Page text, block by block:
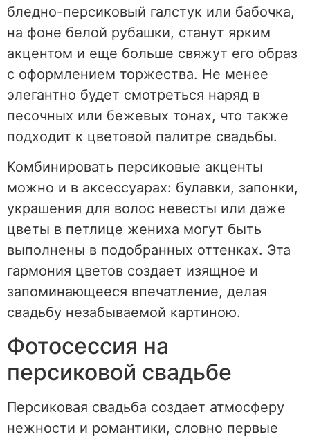
бледно-персиковый галстук или бабочка,
на фоне белой рубашки, станут ярким
акцентом и еще больше свяжут его образ
с оформлением торжества. Не менее
элегантно будет смотреться наряд в
песочных или бежевых тонах, что также
подходит к цветовой палитре свадьбы.
Комбинировать персиковые акценты
можно и в аксессуарах: булавки, запонки,
украшения для волос невесты или даже
цветы в петлице жениха могут быть
выполнены в подобранных оттенках. Эта
гармония цветов создает изящное и
запоминающееся впечатление, делая
свадьбу незабываемой картиною.
Фотосессия на
персиковой свадьбе
Персиковая свадьба создает атмосферу
нежности и романтики, словно первые